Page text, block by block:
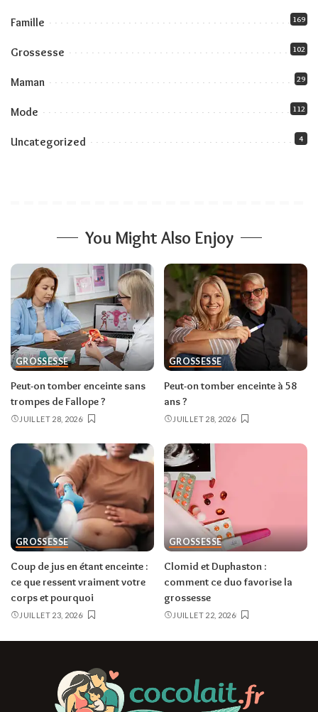
Famille 169
Grossesse 102
Maman 29
Mode 112
Uncategorized 4
You Might Also Enjoy
GROSSESSE
Peut-on tomber enceinte sans
trompes de Fallope ?
JUILLET 28, 2026
GROSSESSE
Peut-on tomber enceinte à 58
ans ?
JUILLET 28, 2026
GROSSESSE
Coup de jus en étant enceinte :
ce que ressent vraiment votre
corps et pourquoi
JUILLET 23, 2026
GROSSESSE
Clomid et Duphaston :
comment ce duo favorise la
grossesse
JUILLET 22, 2026